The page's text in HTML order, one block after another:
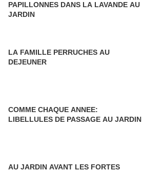
PAPILLONNES DANS LA LAVANDE AU
JARDIN
LA FAMILLE PERRUCHES AU
DEJEUNER
COMME CHAQUE ANNEE:
LIBELLULES DE PASSAGE AU JARDIN
AU JARDIN AVANT LES FORTES